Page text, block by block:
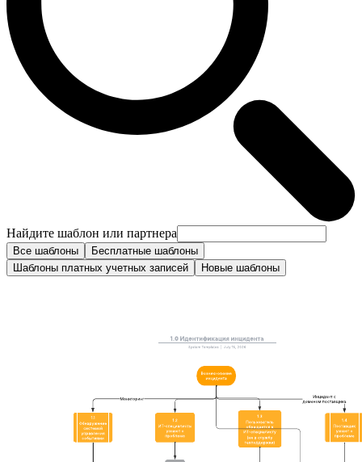
Найдите шаблон или партнера
Все шаблоны
Бесплатные шаблоны
Шаблоны платных учетных записей
Новые шаблоны